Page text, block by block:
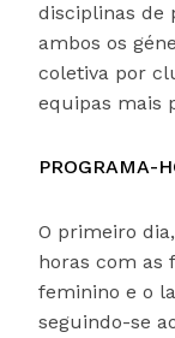
disciplinas de
ambos os
coletiva por
equipas mais
PROGRAMA-
O primeiro
horas com as
feminino e o
seguindo-se